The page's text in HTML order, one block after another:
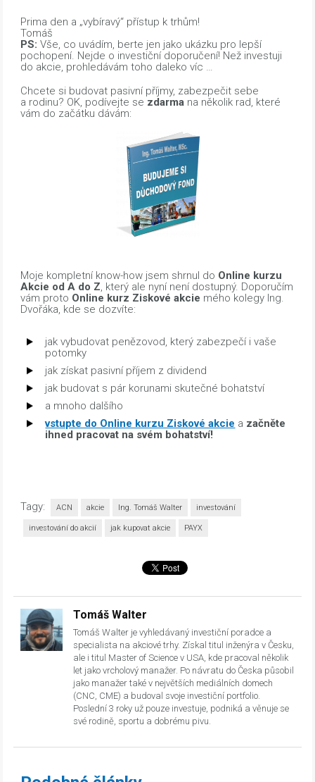
Prima den a „vybíravý“ přístup k trhům!
Tomáš
PS: Vše, co uvádím, berte jen jako ukázku pro lepší
pochopení. Nejde o investiční doporučení! Než investuji
do akcie, prohledávám toho daleko víc …
Chcete si budovat pasivní příjmy, zabezpečit sebe
a rodinu? OK, podívejte se zdarma na několik rad, které
vám do začátku dávám:
Moje kompletní know-how jsem shrnul do Online kurzu
Akcie od A do Z, který ale nyní není dostupný. Doporučím
vám proto Online kurz Ziskové akcie mého kolegy Ing.
Dvořáka, kde se dozvíte:
jak vybudovat penězovod, který zabezpečí i vaše
potomky
jak získat pasivní příjem z dividend
jak budovat s pár korunami skutečné bohatství
a mnoho dalšího
vstupte do Online kurzu Ziskové akcie a začněte
ihned pracovat na svém bohatství!
Tagy: ACN akcie Ing. Tomáš Walter investování
investování do akcií jak kupovat akcie PAYX
Tomáš Walter
Tomáš Walter je vyhledávaný investiční poradce a
specialista na akciové trhy. Získal titul inženýra v Česku,
ale i titul Master of Science v USA, kde pracoval několik
let jako vrcholový manažer. Po návratu do Česka působil
jako manažer také v největších mediálních domech
(CNC, CME) a budoval svoje investiční portfolio.
Poslední 3 roky už pouze investuje, podniká a věnuje se
své rodině, sportu a dobrému pivu.